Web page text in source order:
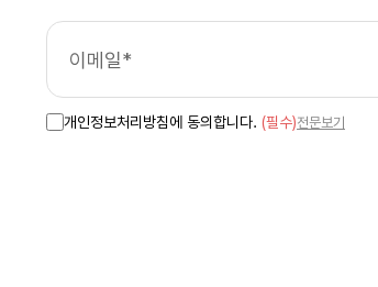
개인정보처리방침에 동의합니다. (필수)전문보기